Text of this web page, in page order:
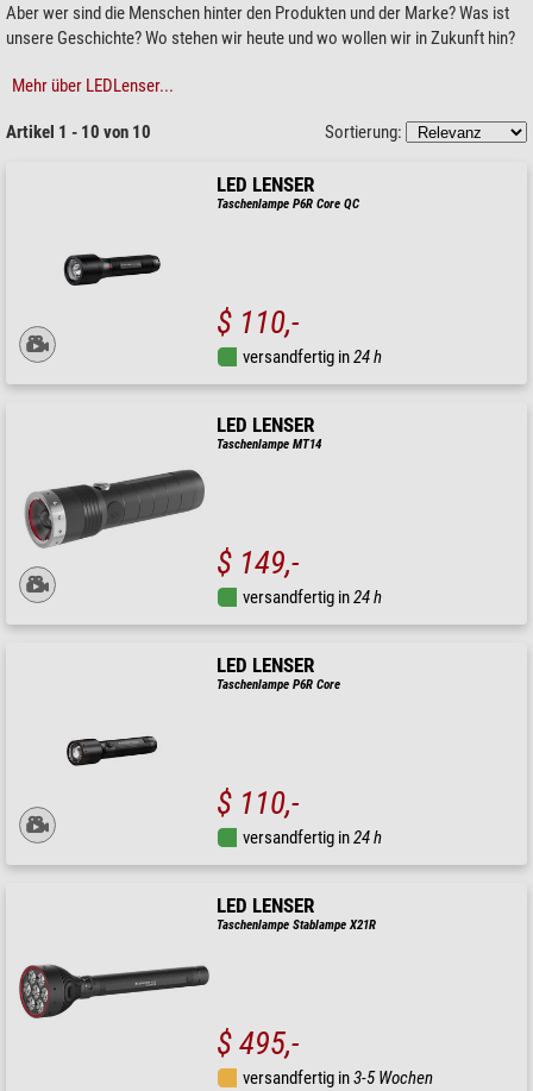
Aber wer sind die Menschen hinter den Produkten und der Marke? Was ist
unsere Geschichte? Wo stehen wir heute und wo wollen wir in Zukunft hin?
Mehr über LEDLenser...
Artikel 1 - 10 von 10 Sortierung:
LED LENSER
Taschenlampe P6R Core QC
$ 110,-
versandfertig in24 h
LED LENSER
Taschenlampe MT14
$ 149,-
versandfertig in24 h
LED LENSER
Taschenlampe P6R Core
$ 110,-
versandfertig in24 h
LED LENSER
Taschenlampe Stablampe X21R
$ 495,-
versandfertig in3-5 Wochen